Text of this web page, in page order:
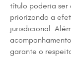
título poderia ser
priorizando a
jurisdicional.
garante o